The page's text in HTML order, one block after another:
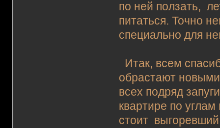
по ней ползать,
питаться. Точно
специально для
Итак, всем
обрастают
всех подряд
квартире по
стоит